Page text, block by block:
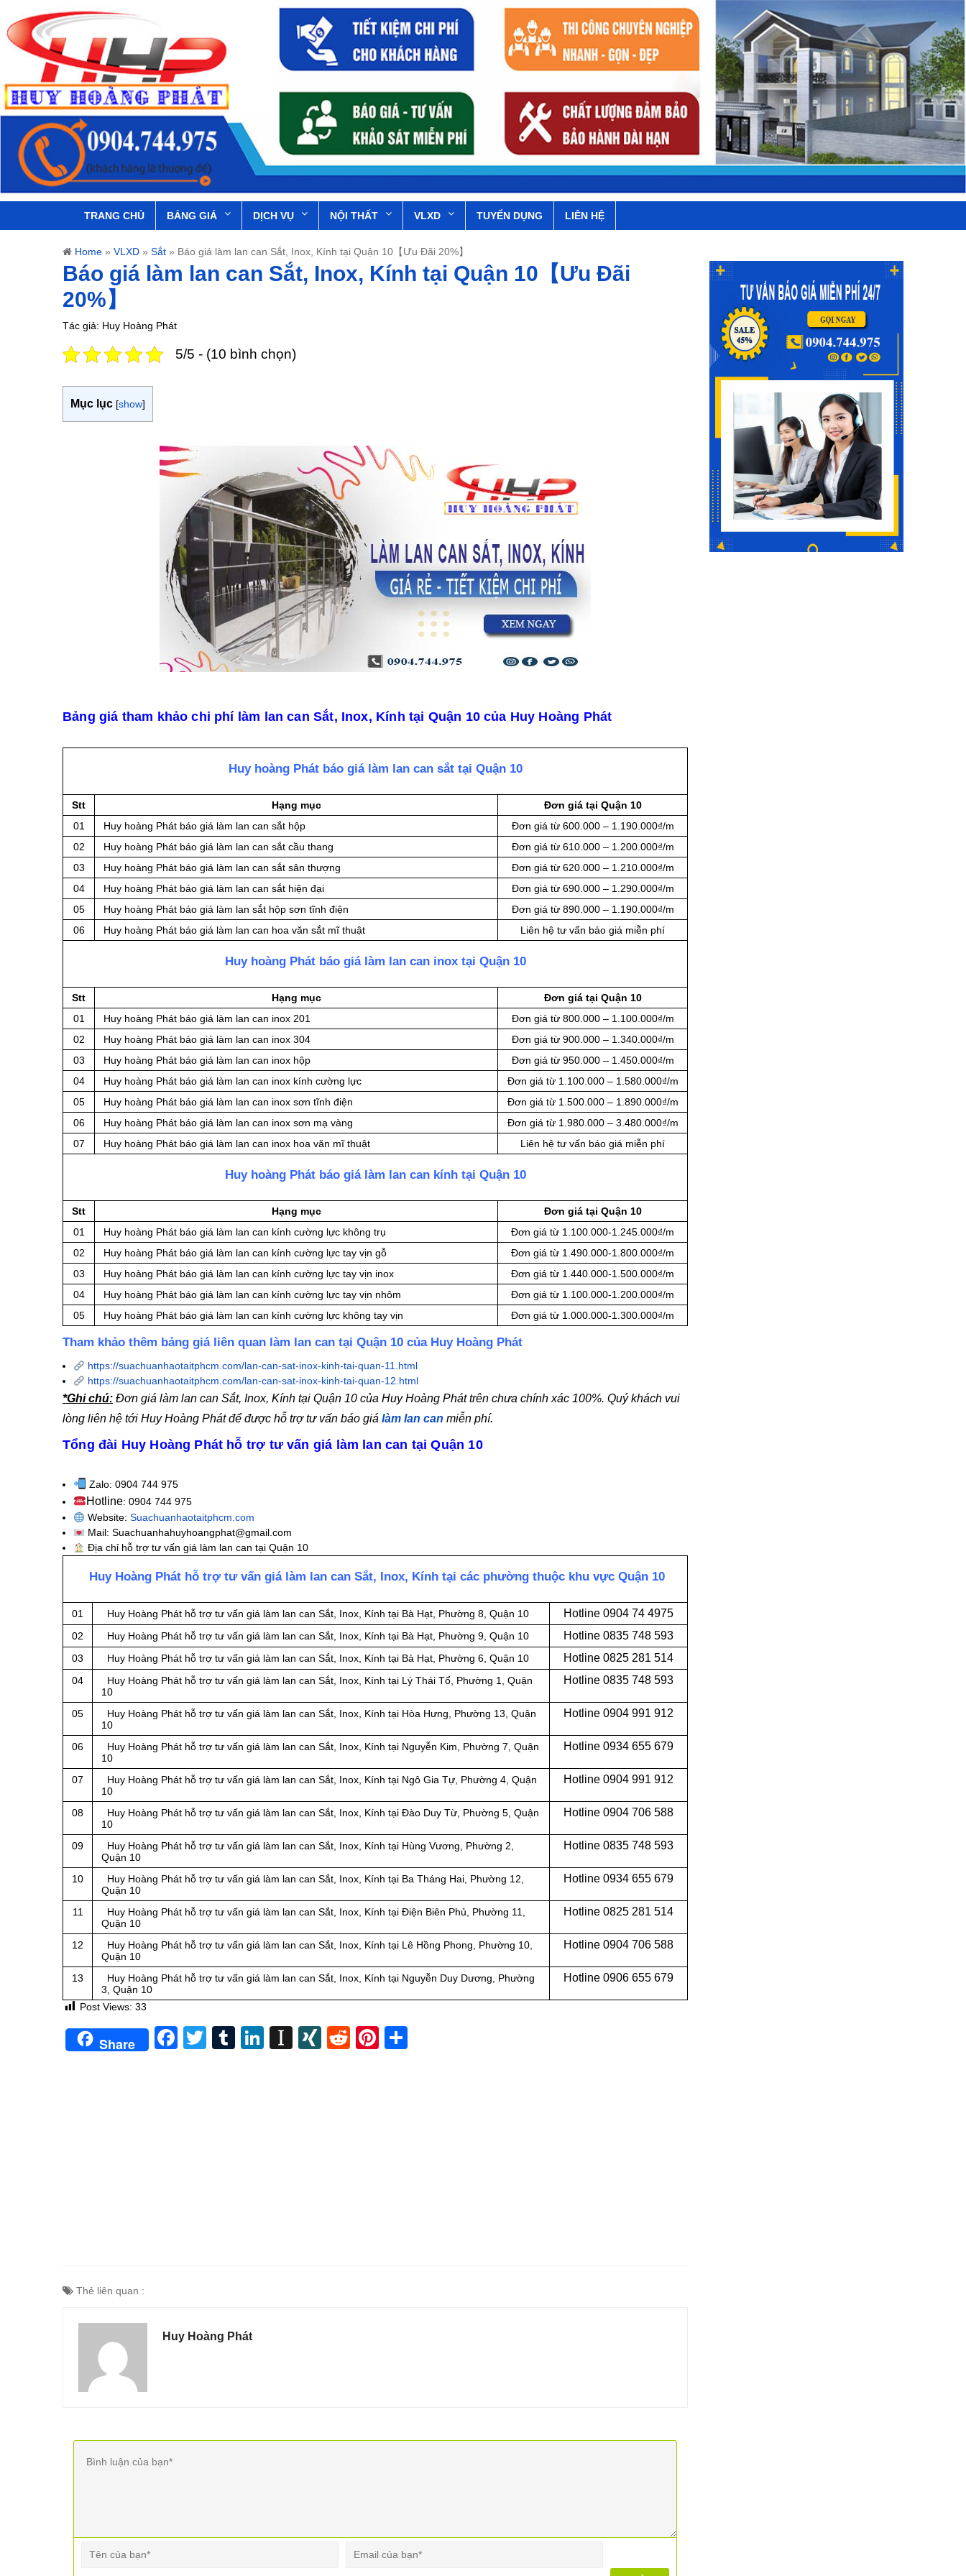
TRANG CHỦ BẢNG GIÁ DỊCH VỤ NỘI THẤT VLXD TUYỂN DỤNG LIÊN HỆ
Home » VLXD » Sắt » Báo giá làm lan can Sắt, Inox, Kính tại Quận 10【Ưu Đãi 20%】
Báo giá làm lan can Sắt, Inox, Kính tại Quận 10【Ưu Đãi
20%】
Tác giả: Huy Hoàng Phát
5/5 - (10 bình chọn)
Mục lục [show]
Bảng giá tham khảo chi phí làm lan can Sắt, Inox, Kính tại Quận 10 của Huy Hoàng Phát
Huy hoàng Phát báo giá làm lan can sắt tại Quận 10
Stt Hạng mục
Đơn giá tại Quận 10
01
Huy hoàng Phát báo giá làm lan can sắt hộp
Đơn giá từ 600.000 – 1.190.000₫/m
02
Huy hoàng Phát báo giá làm lan can sắt cầu thang
Đơn giá từ 610.000 – 1.200.000₫/m
03
Huy hoàng Phát báo giá làm lan can sắt sân thượng
Đơn giá từ 620.000 – 1.210.000₫/m
04
Huy hoàng Phát báo giá làm lan can sắt hiện đại
Đơn giá từ 690.000 – 1.290.000₫/m
05
Huy hoàng Phát báo giá làm lan sắt hộp sơn tĩnh điện
Đơn giá từ 890.000 – 1.190.000₫/m
06
Huy hoàng Phát báo giá làm lan can hoa văn sắt mĩ thuật Liên hệ tư vấn báo giá miễn phí
Huy hoàng Phát báo giá làm lan can inox tại Quận 10
Stt Hạng mục
Đơn giá tại Quận 10
01
Huy hoàng Phát báo giá làm lan can inox 201
Đơn giá từ 800.000 – 1.100.000₫/m
02
Huy hoàng Phát báo giá làm lan can inox 304
Đơn giá từ 900.000 – 1.340.000₫/m
03
Huy hoàng Phát báo giá làm lan can inox hộp
Đơn giá từ 950.000 – 1.450.000₫/m
04
Huy hoàng Phát báo giá làm lan can inox kính cường lực
Đơn giá từ 1.100.000 – 1.580.000₫/m
05
Huy hoàng Phát báo giá làm lan can inox sơn tĩnh điện
Đơn giá từ 1.500.000 – 1.890.000₫/m
06
Huy hoàng Phát báo giá làm lan can inox sơn mạ vàng
Đơn giá từ 1.980.000 – 3.480.000₫/m
07
Huy hoàng Phát báo giá làm lan can inox hoa văn mĩ thuật Liên hệ tư vấn báo giá miễn phí
Huy hoàng Phát báo giá làm lan can kính tại Quận 10
Stt Hạng mục
Đơn giá tại Quận 10
01
Huy hoàng Phát báo giá làm lan can kính cường lực không trụ
Đơn giá từ 1.100.000-1.245.000₫/m
02
Huy hoàng Phát báo giá làm lan can kính cường lực tay vịn gỗ
Đơn giá từ 1.490.000-1.800.000₫/m
03
Huy hoàng Phát báo giá làm lan can kính cường lực tay vịn inox
Đơn giá từ 1.440.000-1.500.000₫/m
04
Huy hoàng Phát báo giá làm lan can kính cường lực tay vịn nhôm
Đơn giá từ 1.100.000-1.200.000₫/m
05
Huy hoàng Phát báo giá làm lan can kính cường lực không tay vịn Đơn giá từ 1.000.000-1.300.000₫/m
Tham khảo thêm bảng giá liên quan làm lan can tại Quận 10 của Huy Hoàng Phát
https://suachuanhaotaitphcm.com/lan-can-sat-inox-kinh-tai-quan-11.html
https://suachuanhaotaitphcm.com/lan-can-sat-inox-kinh-tai-quan-12.html
*Ghi chú: Đơn giá làm lan can Sắt, Inox, Kính tại Quận 10 của Huy Hoàng Phát trên chưa chính xác 100%. Quý khách vui
lòng liên hệ tới Huy Hoàng Phát để được hỗ trợ tư vấn báo giá làm lan can miễn phí.
Tổng đài Huy Hoàng Phát hỗ trợ tư vấn giá làm lan can tại Quận 10
Zalo: 0904 744 975
Hotline: 0904 744 975
Website: Suachuanhaotaitphcm.com
Mail: Suachuanhahuyhoangphat@gmail.com
Địa chỉ hỗ trợ tư vấn giá làm lan can tại Quận 10
Huy Hoàng Phát hỗ trợ tư vấn giá làm lan can Sắt, Inox, Kính tại các phường thuộc khu vực Quận 10
01 Huy Hoàng Phát hỗ trợ tư vấn giá làm lan can Sắt, Inox, Kính tại Bà Hạt, Phường 8, Quận 10 Hotline 0904 74 4975
02 Huy Hoàng Phát hỗ trợ tư vấn giá làm lan can Sắt, Inox, Kính tại Bà Hạt, Phường 9, Quận 10 Hotline 0835 748 593
03 Huy Hoàng Phát hỗ trợ tư vấn giá làm lan can Sắt, Inox, Kính tại Bà Hạt, Phường 6, Quận 10 Hotline 0825 281 514
04
Huy Hoàng Phát hỗ trợ tư vấn giá làm lan can Sắt, Inox, Kính tại Lý Thái Tổ, Phường 1, Quận
10
Hotline 0835 748 593
05 Huy Hoàng Phát hỗ trợ tư vấn giá làm lan can Sắt, Inox, Kính tại Hòa Hưng, Phường 13, Quận
10
Hotline 0904 991 912
06 Huy Hoàng Phát hỗ trợ tư vấn giá làm lan can Sắt, Inox, Kính tại Nguyễn Kim, Phường 7, Quận
10
Hotline 0934 655 679
07 Huy Hoàng Phát hỗ trợ tư vấn giá làm lan can Sắt, Inox, Kính tại Ngô Gia Tự, Phường 4, Quận
10
Hotline 0904 991 912
08 Huy Hoàng Phát hỗ trợ tư vấn giá làm lan can Sắt, Inox, Kính tại Đào Duy Từ, Phường 5, Quận
10
Hotline 0904 706 588
09 Huy Hoàng Phát hỗ trợ tư vấn giá làm lan can Sắt, Inox, Kính tại Hùng Vương, Phường 2,
Quận 10
Hotline 0835 748 593
10 Huy Hoàng Phát hỗ trợ tư vấn giá làm lan can Sắt, Inox, Kính tại Ba Tháng Hai, Phường 12,
Quận 10
Hotline 0934 655 679
11
Huy Hoàng Phát hỗ trợ tư vấn giá làm lan can Sắt, Inox, Kính tại Điện Biên Phủ, Phường 11,
Quận 10
Hotline 0825 281 514
12 Huy Hoàng Phát hỗ trợ tư vấn giá làm lan can Sắt, Inox, Kính tại Lê Hồng Phong, Phường 10,
Quận 10
Hotline 0904 706 588
13 Huy Hoàng Phát hỗ trợ tư vấn giá làm lan can Sắt, Inox, Kính tại Nguyễn Duy Dương, Phường
3, Quận 10
Hotline 0906 655 679
Post Views: 33
Share Facebook
TwitterTumblrLinkedIn
Instapaper
XINGRedditPinterest
Thẻ liên quan :
Huy Hoàng Phát